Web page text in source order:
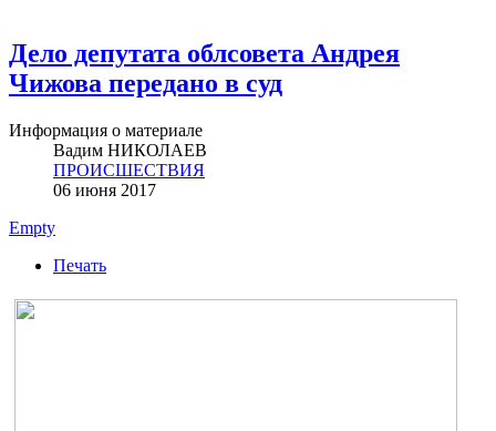
Дело депутата облсовета Андрея
Чижова передано в суд
Информация о материале
Вадим НИКОЛАЕВ
ПРОИСШЕСТВИЯ
06 июня 2017
Empty
Печать